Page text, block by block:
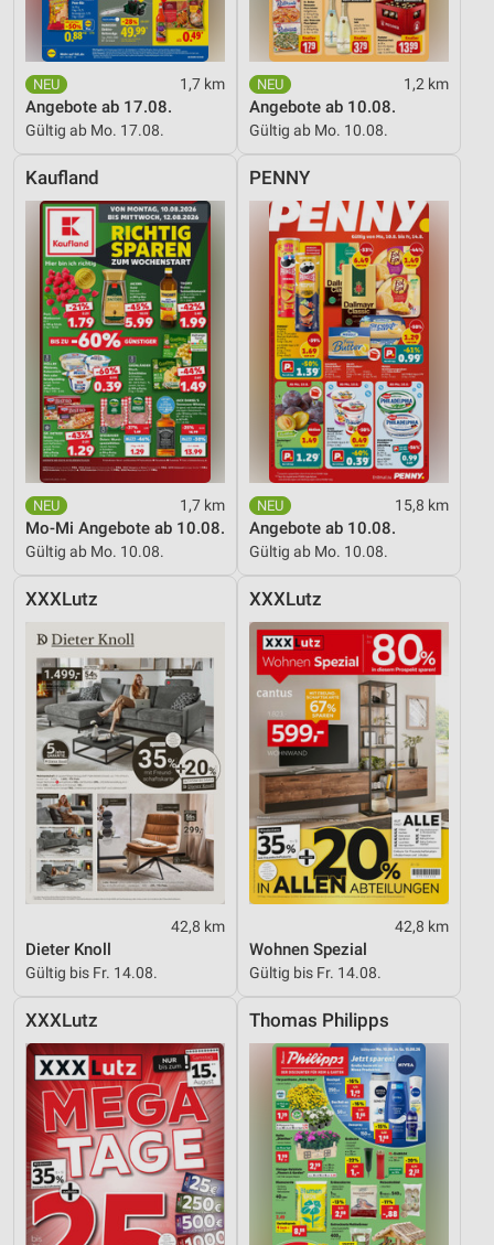
1,7 km
Angebote ab 17.08.
Gültig ab Mo. 17.08.
1,2 km
Angebote ab 10.08.
Gültig ab Mo. 10.08.
Kaufland
1,7 km
Mo-Mi Angebote ab 10.08.
Gültig ab Mo. 10.08.
PENNY
15,8 km
Angebote ab 10.08.
Gültig ab Mo. 10.08.
XXXLutz
42,8 km
Dieter Knoll
Gültig bis Fr. 14.08.
XXXLutz
42,8 km
Wohnen Spezial
Gültig bis Fr. 14.08.
XXXLutz Thomas Philipps